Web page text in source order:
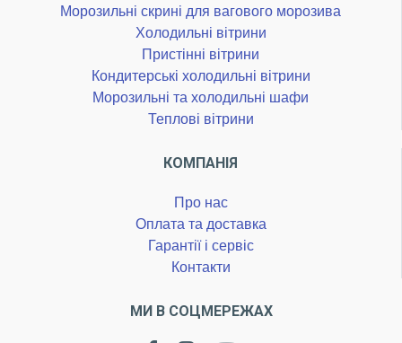
Морозильні скрині для вагового морозива
Холодильні вітрини
Пристінні вітрини
Кондитерські холодильні вітрини
Морозильні та холодильні шафи
Теплові вітрини
КОМПАНІЯ
Про нас
Оплата та доставка
Гарантії і сервіс
Контакти
МИ В СОЦМЕРЕЖАХ